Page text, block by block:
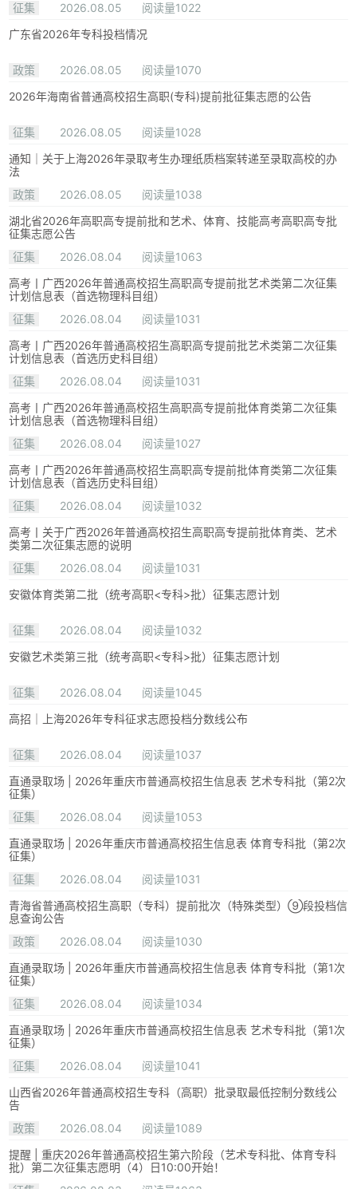
征集
2026.08.05
阅读量1022
广东省2026年专科投档情况
政策 2026.08.05
阅读量1070
2026年海南省普通高校招生高职(专科)提前批征集志愿的公告
征集 2026.08.05
阅读量1028
通知｜关于上海2026年录取考生办理纸质档案转递至录取高校的办
法
政策
2026.08.05
阅读量1038
湖北省2026年高职高专提前批和艺术、体育、技能高考高职高专批
征集志愿公告
征集
2026.08.04
阅读量1063
高考丨广西2026年普通高校招生高职高专提前批艺术类第二次征集
计划信息表（首选物理科目组）
征集
2026.08.04
阅读量1031
高考丨广西2026年普通高校招生高职高专提前批艺术类第二次征集
计划信息表（首选历史科目组）
征集
2026.08.04
阅读量1031
高考丨广西2026年普通高校招生高职高专提前批体育类第二次征集
计划信息表（首选物理科目组）
征集
2026.08.04
阅读量1027
高考丨广西2026年普通高校招生高职高专提前批体育类第二次征集
计划信息表（首选历史科目组）
征集
2026.08.04
阅读量1032
高考丨关于广西2026年普通高校招生高职高专提前批体育类、艺术
类第二次征集志愿的说明
征集
2026.08.04
阅读量1031
安徽体育类第二批（统考高职<专科>批）征集志愿计划
征集 2026.08.04
阅读量1032
安徽艺术类第三批（统考高职<专科>批）征集志愿计划
征集 2026.08.04
阅读量1045
高招｜上海2026年专科征求志愿投档分数线公布
征集 2026.08.04
阅读量1037
直通录取场 | 2026年重庆市普通高校招生信息表 艺术专科批（第2次
征集）
征集
2026.08.04
阅读量1053
直通录取场 | 2026年重庆市普通高校招生信息表 体育专科批（第2次
征集）
征集
2026.08.04
阅读量1031
青海省普通高校招生高职（专科）提前批次（特殊类型）⑨段投档信
息查询公告
政策
2026.08.04
阅读量1030
直通录取场 | 2026年重庆市普通高校招生信息表 体育专科批（第1次
征集）
征集
2026.08.04
阅读量1034
直通录取场 | 2026年重庆市普通高校招生信息表 艺术专科批（第1次
征集）
征集
2026.08.04
阅读量1041
山西省2026年普通高校招生专科（高职）批录取最低控制分数线公
告
政策
2026.08.04
阅读量1089
提醒 | 重庆2026年普通高校招生第六阶段（艺术专科批、体育专科
批）第二次征集志愿明（4）日10:00开始！